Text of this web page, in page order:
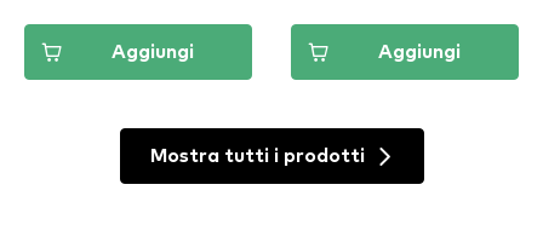
Aggiungi Aggiungi
Mostra tutti i prodotti